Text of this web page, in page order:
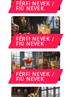
FÉRFI NEVEK /
FIÚ NEVEK
FÉRFI NEVEK /
FIÚ NEVEK
FÉRFI NEVEK /
FIÚ NEVEK